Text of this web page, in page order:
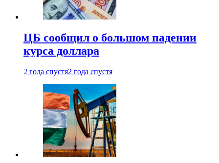
ЦБ сообщил о большом падении
курса доллара
2 года спустя2 года спустя